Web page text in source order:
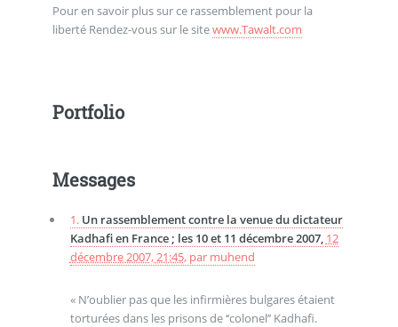
Pour en savoir plus sur ce rassemblement pour la
liberté Rendez-vous sur le sitewww.Tawalt.com
Portfolio
Messages
1. Un rassemblement contre la venue du dictateur
Kadhafi en France ; les 10 et 11 décembre 2007, 12
décembre 2007, 21:45, par muhend
« N’oublier pas que les infirmières bulgares étaient
torturées dans les prisons de ‘‘colonel’’ Kadhafi.